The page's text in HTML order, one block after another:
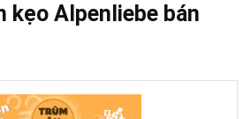
kẹo Alpenliebe bán